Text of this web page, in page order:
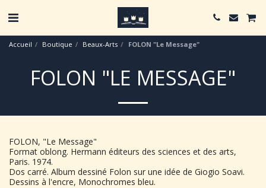
Accueil Boutique Beaux-Arts FOLON "Le Message"
FOLON "LE MESSAGE"
FOLON, "Le Message"
Format oblong. Hermann éditeurs des sciences et des arts,
Paris. 1974.
Dos carré. Album dessiné Folon sur une idée de Giogio Soavi.
Dessins à l'encre, Monochromes bleu.